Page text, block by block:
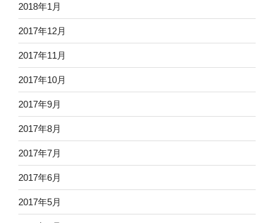
2018年1月
2017年12月
2017年11月
2017年10月
2017年9月
2017年8月
2017年7月
2017年6月
2017年5月